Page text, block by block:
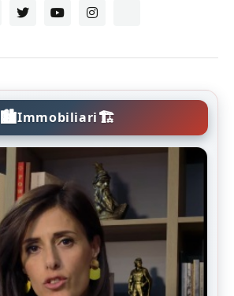
🏙️Immobiliari🏗️